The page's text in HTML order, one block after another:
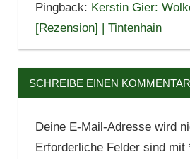
Pingback: Kerstin Gier:
[Rezension] | Tintenhain
SCHREIBE EINEN KOMMENTAR
Deine E-Mail-Adresse wird
Erforderliche Felder sind mit